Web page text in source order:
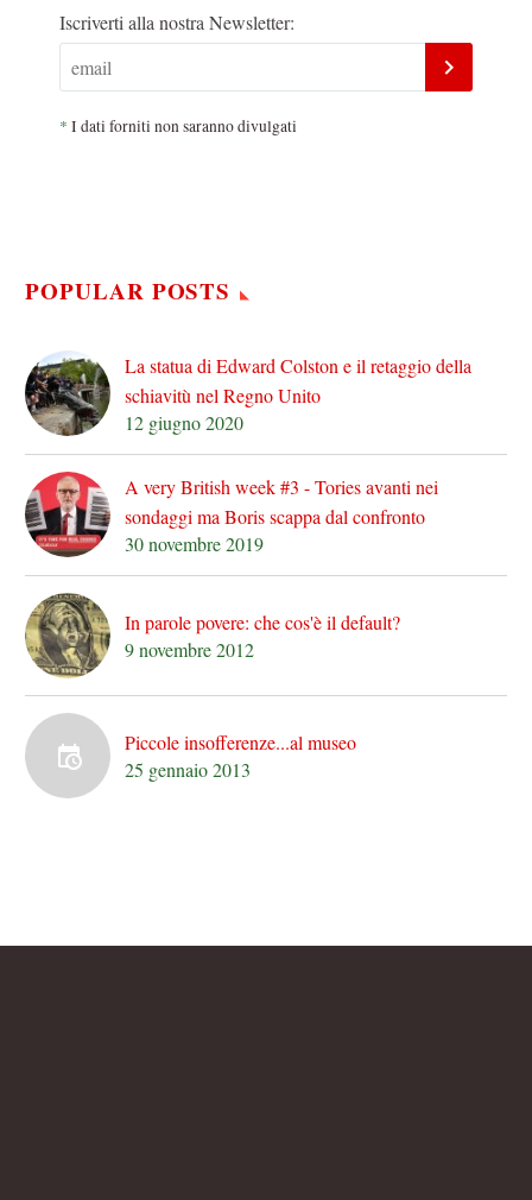
Iscriverti alla nostra Newsletter:
* I dati forniti non saranno divulgati
POPULAR POSTS
La statua di Edward Colston e il retaggio della
schiavitù nel Regno Unito
12 giugno 2020
A very British week #3 - Tories avanti nei
sondaggi ma Boris scappa dal confronto
30 novembre 2019
In parole povere: che cos'è il default?
9 novembre 2012
Piccole insofferenze...al museo
25 gennaio 2013